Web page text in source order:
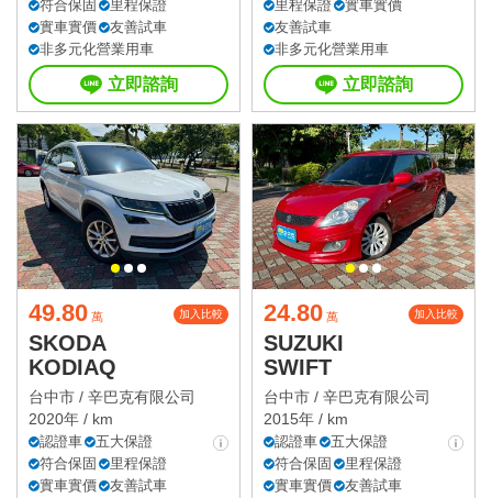
符合保固
里程保證
實車實價
友善試車
非多元化營業用車
立即諮詢
里程保證
實車實價
友善試車
非多元化營業用車
立即諮詢
49.80 萬 加入比較
SKODA
KODIAQ
台中市 / 辛巴克有限公司
2020年 / km
認證車
五大保證
符合保固
里程保證
實車實價
友善試車
24.80 萬 加入比較
SUZUKI
SWIFT
台中市 / 辛巴克有限公司
2015年 / km
認證車
五大保證
符合保固
里程保證
實車實價
友善試車